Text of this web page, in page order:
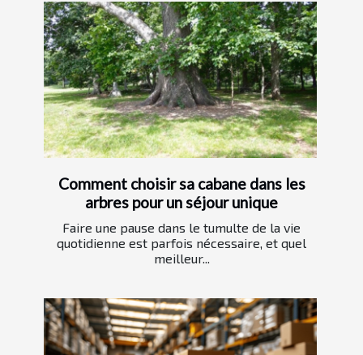
Comment choisir sa cabane dans les
arbres pour un séjour unique
Faire une pause dans le tumulte de la vie
quotidienne est parfois nécessaire, et quel
meilleur...